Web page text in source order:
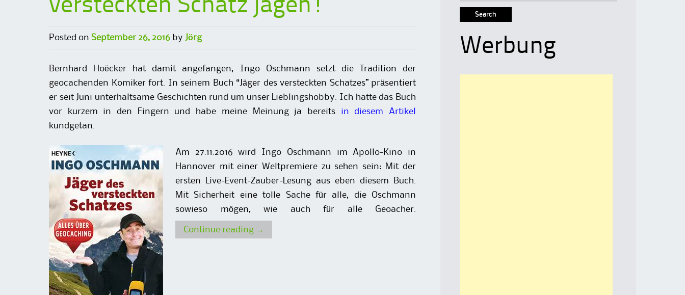
versteckten Schatz jagen!
Posted on September 26, 2016 by Jörg
Bernhard Hoëcker hat damit angefangen, Ingo Oschmann setzt die Tradition der
geocachenden Komiker fort. In seinem Buch “Jäger des versteckten Schatzes” präsentiert
er seit Juni unterhaltsame Geschichten rund um unser Lieblingshobby. Ich hatte das Buch
vor kurzem in den Fingern und habe meine Meinung ja bereits in diesem Artikel
kundgetan.
Am 27.11.2016 wird Ingo Oschmann im Apollo-Kino in
Hannover mit einer Weltpremiere zu sehen sein: Mit der
ersten Live-Event-Zauber-Lesung aus eben diesem Buch.
Mit Sicherheit eine tolle Sache für alle, die Oschmann
sowieso mögen, wie auch für alle Geoacher.
Continue reading →
Werbung